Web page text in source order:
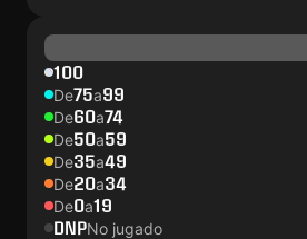
100
De75a99
De60a74
De50a59
De35a49
De20a34
De0a19
DNPNo jugado